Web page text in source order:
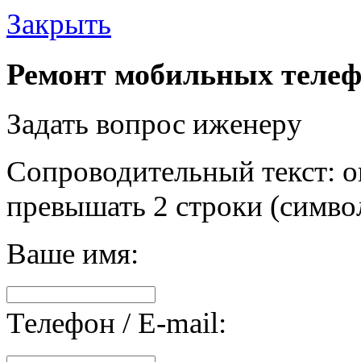
Закрыть
Ремонт мобильных
Задать вопрос иженеру
Сопроводительный текст:
превышать 2 строки
Ваше имя:
Телефон / E-mail: